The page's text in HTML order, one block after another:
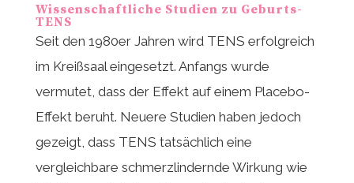
Wissenschaftliche Studien zu Geburts-
TENS
Seit den 1980er Jahren wird TENS erfolgreich
im Kreißsaal eingesetzt. Anfangs wurde
vermutet, dass der Effekt auf einem Placebo-
Effekt beruht. Neuere Studien haben jedoch
gezeigt, dass TENS tatsächlich eine
vergleichbare schmerzlindernde Wirkung wie